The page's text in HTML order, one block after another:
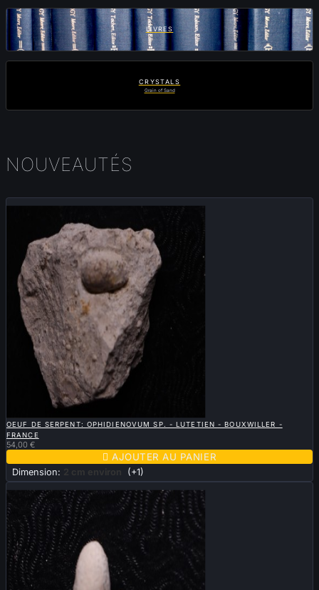
LIVRES
CRYSTALS
Grain of Sand
NOUVEAUTÉS
Nouveau
OEUF DE SERPENT: OPHIDIENOVUM SP. - LUTETIEN - BOUXWILLER -
FRANCE
54,00 €
 AJOUTER AU PANIER
Dimension: 2 cm environ (+1)
Nouveau